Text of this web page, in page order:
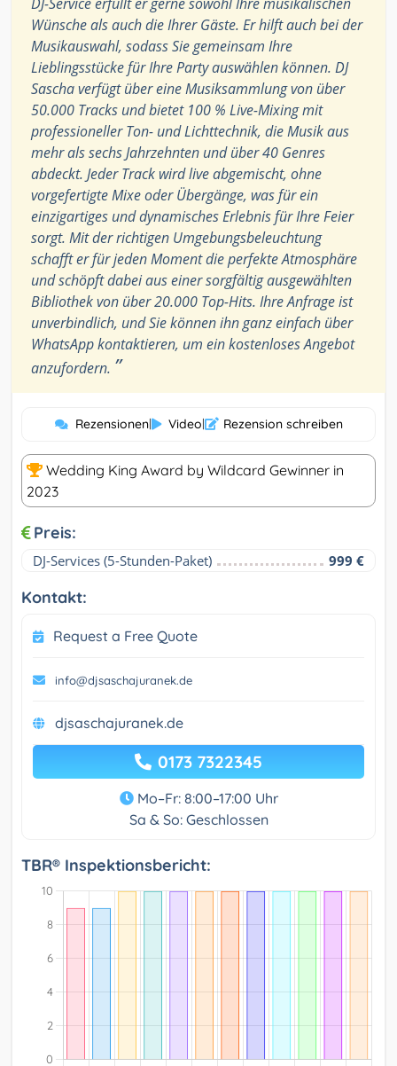
DJ-Service erfüllt er gerne sowohl Ihre musikalischen
Wünsche als auch die Ihrer Gäste. Er hilft auch bei der
Musikauswahl, sodass Sie gemeinsam Ihre
Lieblingsstücke für Ihre Party auswählen können. DJ
Sascha verfügt über eine Musiksammlung von über
50.000 Tracks und bietet 100 % Live-Mixing mit
professioneller Ton- und Lichttechnik, die Musik aus
mehr als sechs Jahrzehnten und über 40 Genres
abdeckt. Jeder Track wird live abgemischt, ohne
vorgefertigte Mixe oder Übergänge, was für ein
einzigartiges und dynamisches Erlebnis für Ihre Feier
sorgt. Mit der richtigen Umgebungsbeleuchtung
schafft er für jeden Moment die perfekte Atmosphäre
und schöpft dabei aus einer sorgfältig ausgewählten
Bibliothek von über 20.000 Top-Hits. Ihre Anfrage ist
unverbindlich, und Sie können ihn ganz einfach über
WhatsApp kontaktieren, um ein kostenloses Angebot
anzufordern. ”
Rezensionen| Video| Rezension schreiben
Wedding King Award by Wildcard Gewinner in
2023
Preis:
DJ-Services (5-Stunden-Paket) 999 €
Kontakt:
Request a Free Quote
info@djsaschajuranek.de
djsaschajuranek.de
0173 7322345
Mo–Fr: 8:00–17:00 Uhr
Sa & So: Geschlossen
TBR® Inspektionsbericht: